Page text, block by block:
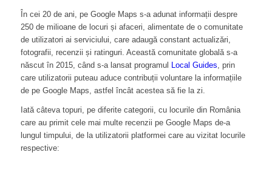
În cei 20 de ani, pe Google Maps s-a adunat informații despre
250 de milioane de locuri și afaceri, alimentate de o comunitate
de utilizatori ai serviciului, care adaugă constant actualizări,
fotografii, recenzii și ratinguri. Această comunitate globală s-a
născut în 2015, când s-a lansat programul Local Guides, prin
care utilizatorii puteau aduce contribuții voluntare la informațiile
de pe Google Maps, astfel încât acestea să fie la zi.
Iată câteva topuri, pe diferite categorii, cu locurile din România
care au primit cele mai multe recenzii pe Google Maps de-a
lungul timpului, de la utilizatorii platformei care au vizitat locurile
respective: